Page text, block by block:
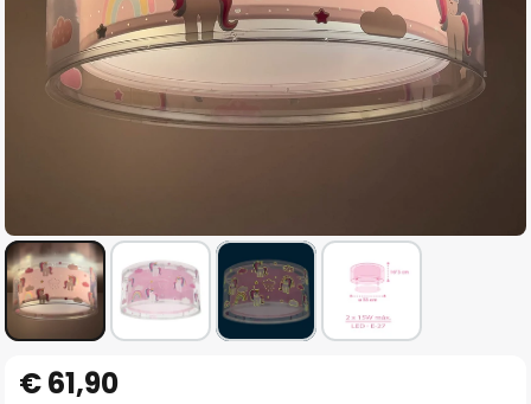
naar
€ 61,90